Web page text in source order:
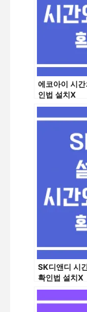
에코아이 시
인법 설치X
SK디앤디 시
확인법 설치X